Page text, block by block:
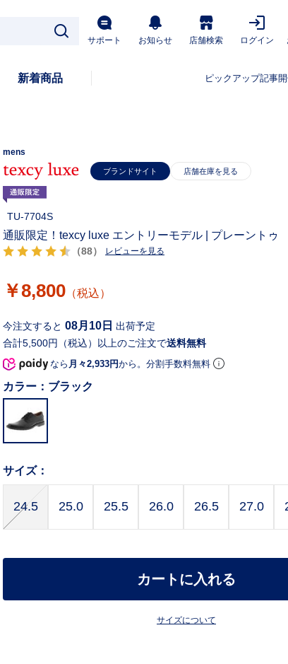
サポート お知らせ 店舗検索 ログイン
新着商品 ピックアップ記事
mens
ブランドサイト
TU-7704S
（88） レビューを見る
通販限定！texcy luxe エントリーモデル | プレーントゥ
￥8,800 （税込）
合計5,500円（税込）以上のご注文で送料無料
今注文すると 08月10日 出荷予定
なら 月々2,933円から。分割手数料無料
カラー： ブラック
サイズ：
24.5 25.0 25.5 26.0 26.5 27.0
カートに入れる
サイズについて